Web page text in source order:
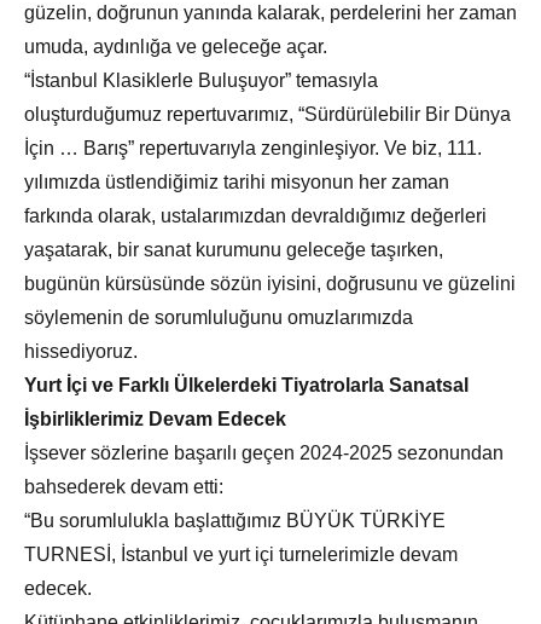
güzelin, doğrunun yanında kalarak, perdelerini her zaman
umuda, aydınlığa ve geleceğe açar.
“İstanbul Klasiklerle Buluşuyor” temasıyla
oluşturduğumuz repertuvarımız, “Sürdürülebilir Bir Dünya
İçin … Barış” repertuvarıyla zenginleşiyor. Ve biz, 111.
yılımızda üstlendiğimiz tarihi misyonun her zaman
farkında olarak, ustalarımızdan devraldığımız değerleri
yaşatarak, bir sanat kurumunu geleceğe taşırken,
bugünün kürsüsünde sözün iyisini, doğrusunu ve güzelini
söylemenin de sorumluluğunu omuzlarımızda
hissediyoruz.
Yurt İçi ve Farklı Ülkelerdeki Tiyatrolarla Sanatsal
İşbirliklerimiz Devam Edecek
İşsever sözlerine başarılı geçen 2024-2025 sezonundan
bahsederek devam etti:
“Bu sorumlulukla başlattığımız BÜYÜK TÜRKİYE
TURNESİ, İstanbul ve yurt içi turnelerimizle devam
edecek.